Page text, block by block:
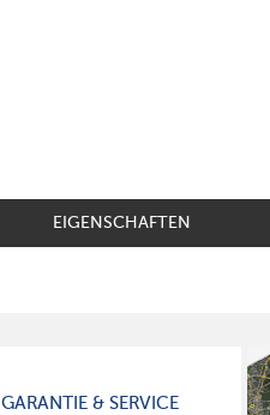
EIGENSCHAFTEN
GARANTIE & SERVICE